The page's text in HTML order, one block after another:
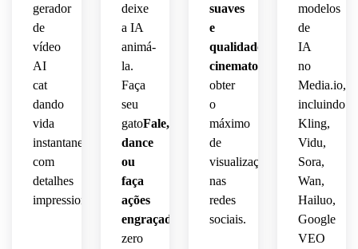
gerador
de
vídeo
AI
cat
dando
vida
instantaneamente
com
detalhes
impressionantes.
deixe
a IA
animá-
la.
Faça
seu
gatoFale,
dance
ou
faça
ações
engraçadas
zero
suaves
e
qualidade
cinematográfica
Para
obter
o
máximo
de
visualizações
nas
redes
sociais.
modelos
de
IA
no
Media.io,
incluindo
Kling,
Vidu,
Sora,
Wan,
Hailuo,
Google
VEO